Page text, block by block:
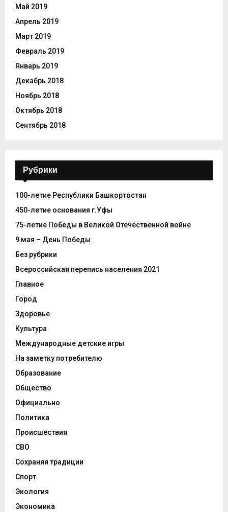
Май 2019
Апрель 2019
Март 2019
Февраль 2019
Январь 2019
Декабрь 2018
Ноябрь 2018
Октябрь 2018
Сентябрь 2018
Рубрики
100-летие Республики Башкортостан
450-летие основания г.Уфы
75-летие Победы в Великой Отечественной войне
9 мая – День Победы
Без рубрики
Всероссийская перепись населения 2021
Главное
Город
Здоровье
Культура
Международные детские игры
На заметку потребителю
Образование
Общество
Официально
Политика
Происшествия
СВО
Сохраняя традиции
Спорт
Экология
Экономика